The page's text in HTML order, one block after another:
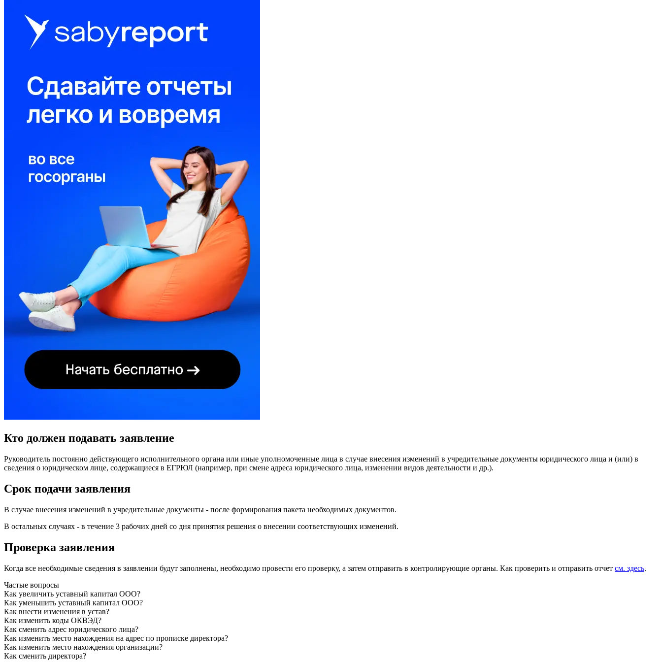
Кто должен подавать заявление
Руководитель постоянно действующего исполнительного органа или иные уполномоченные лица в случае внесения изменений в учредительные документы юридического лица и (или) в
сведения о юридическом лице, содержащиеся в ЕГРЮЛ (например, при смене адреса юридического лица, изменении видов деятельности и др.).
Срок подачи заявления
В случае внесения изменений в учредительные документы - после формирования пакета необходимых документов.
В остальных случаях - в течение 3 рабочих дней со дня принятия решения о внесении соответствующих изменений.
Проверка заявления
Когда все необходимые сведения в заявлении будут заполнены, необходимо провести его проверку, а затем отправить в контролирующие органы. Как проверить и отправить отчет см. здесь.
Частые вопросы
Как увеличить уставный капитал ООО?
Как уменьшить уставный капитал ООО?
Как внести изменения в устав?
Как изменить коды ОКВЭД?
Как сменить адрес юридического лица?
Как изменить место нахождения на адрес по прописке директора?
Как изменить место нахождения организации?
Как сменить директора?